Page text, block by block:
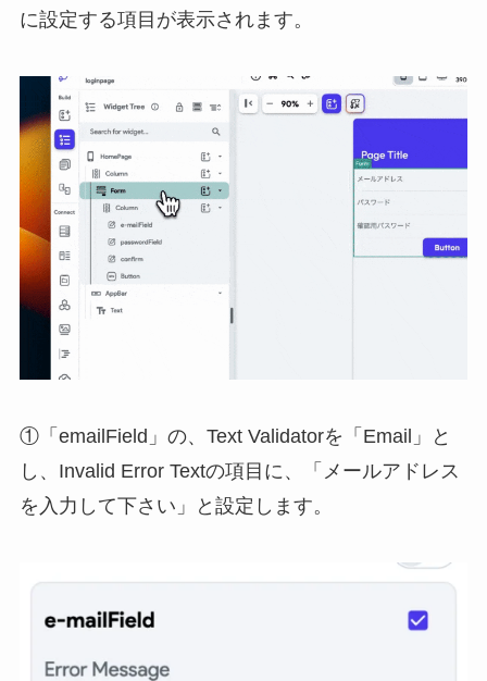
に設定する項目が表示されます。
①「emailField」の、Text Validatorを「Email」と
し、Invalid Error Textの項目に、「メールアドレス
を入力して下さい」と設定します。